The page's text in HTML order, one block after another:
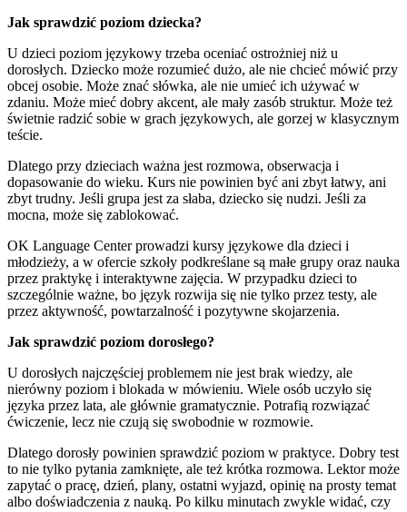
Jak sprawdzić poziom dziecka?
U dzieci poziom językowy trzeba oceniać ostrożniej niż u
dorosłych. Dziecko może rozumieć dużo, ale nie chcieć mówić przy
obcej osobie. Może znać słówka, ale nie umieć ich używać w
zdaniu. Może mieć dobry akcent, ale mały zasób struktur. Może też
świetnie radzić sobie w grach językowych, ale gorzej w klasycznym
teście.
Dlatego przy dzieciach ważna jest rozmowa, obserwacja i
dopasowanie do wieku. Kurs nie powinien być ani zbyt łatwy, ani
zbyt trudny. Jeśli grupa jest za słaba, dziecko się nudzi. Jeśli za
mocna, może się zablokować.
OK Language Center prowadzi kursy językowe dla dzieci i
młodzieży, a w ofercie szkoły podkreślane są małe grupy oraz nauka
przez praktykę i interaktywne zajęcia. W przypadku dzieci to
szczególnie ważne, bo język rozwija się nie tylko przez testy, ale
przez aktywność, powtarzalność i pozytywne skojarzenia.
Jak sprawdzić poziom dorosłego?
U dorosłych najczęściej problemem nie jest brak wiedzy, ale
nierówny poziom i blokada w mówieniu. Wiele osób uczyło się
języka przez lata, ale głównie gramatycznie. Potrafią rozwiązać
ćwiczenie, lecz nie czują się swobodnie w rozmowie.
Dlatego dorosły powinien sprawdzić poziom w praktyce. Dobry test
to nie tylko pytania zamknięte, ale też krótka rozmowa. Lektor może
zapytać o pracę, dzień, plany, ostatni wyjazd, opinię na prosty temat
albo doświadczenia z nauką. Po kilku minutach zwykle widać, czy